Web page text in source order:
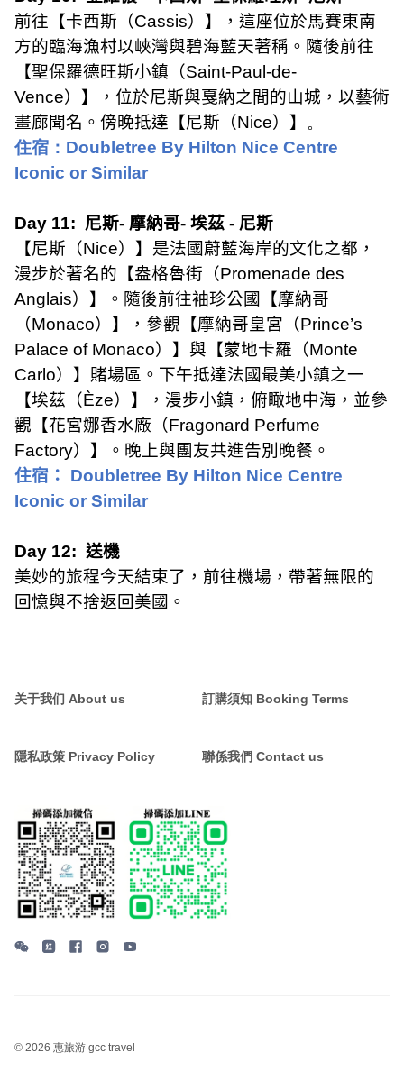
前往【卡西斯（Cassis）】，這座位於馬賽東南
方的臨海漁村以峽灣與碧海藍天著稱。隨後前往
【聖保羅德旺斯小鎮（Saint-Paul-de-
Vence）】，位於尼斯與戛納之間的山城，以藝術
畫廊聞名。傍晚抵達【尼斯（Nice）】 。
住宿： Doubletree By Hilton Nice Centre
Iconic or Similar
Day 11: 尼斯- 摩納哥- 埃茲 - 尼斯
【尼斯（Nice）】是法國蔚藍海岸的文化之都，
漫步於著名的【盎格魯街（Promenade des
Anglais）】。隨後前往袖珍公國【摩納哥
（Monaco）】，參觀【摩納哥皇宮（Prince’s
Palace of Monaco）】與【蒙地卡羅（Monte
Carlo）】賭場區。下午抵達法國最美小鎮之一
【埃茲（Èze）】，漫步小鎮，俯瞰地中海，並參
觀【花宮娜香水廠（Fragonard Perfume
Factory）】。晚上與團友共進告別晚餐。
住宿：
Doubletree By Hilton Nice Centre
Iconic or Similar
Day 12: 送機
美妙的旅程今天結束了，前往機場，帶著無限的
回憶與不捨返回美國。
关于我们 About us 訂購須知 Booking Terms
隱私政策 Privacy Policy 聯係我們 Contact us
© 2026 惠旅游 gcc travel